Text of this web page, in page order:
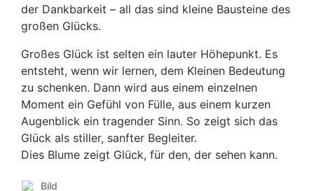
der Dankbarkeit – all das sind kleine Bausteine des
großen Glücks.
Großes Glück ist selten ein lauter Höhepunkt. Es
entsteht, wenn wir lernen, dem Kleinen Bedeutung
zu schenken. Dann wird aus einem einzelnen
Moment ein Gefühl von Fülle, aus einem kurzen
Augenblick ein tragender Sinn. So zeigt sich das
Glück als stiller, sanfter Begleiter.
Dies Blume zeigt Glück, für den, der sehen kann.
Bild